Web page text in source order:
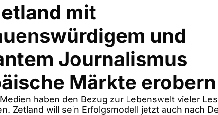
mit
und
Journalismus
Märkte
haben den Bezug zur Lebenswelt vieler
Zetland will sein Erfolgsmodell jetzt auch nach